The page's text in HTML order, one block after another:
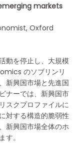
markets
Oxford
動を停止し、大規模
のソブリンリ
新興国市場と先進国
ナーでは、新興国市
スクプロファイルに
対する構造的脆弱性
新興国市場全体のホ
す。